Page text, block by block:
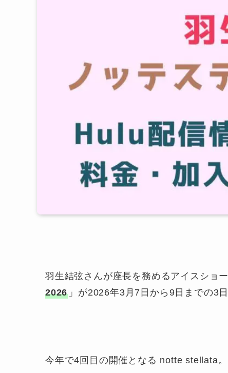
羽生結弦さんが座長を務めるアイスショー
2026 」が2026年3月7日から9日までの3
今年で4回目の開催となる notte stellata。